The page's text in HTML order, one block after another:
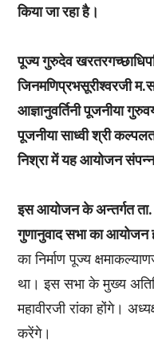
किया जा रहा है।
पूज्य गुरुदेव
जिनमणिप्रभसूरीश्वरजी
आज्ञानुवर्तिनी पूजनीया
पूजनीया साध्वी श्री
निश्रा में यह आयोजन संपन्न
इस आयोजन के अन्तर्गत
गुणानुवाद सभा का आयोजन
का निर्माण पूज्य
था। इस सभा के मुख्य
महावीरजी रांका होंगे।
करेंगे।